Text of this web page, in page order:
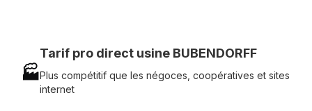
🏭
Tarif pro direct usine BUBENDORFF
Plus compétitif que les négoces, coopératives et sites
internet